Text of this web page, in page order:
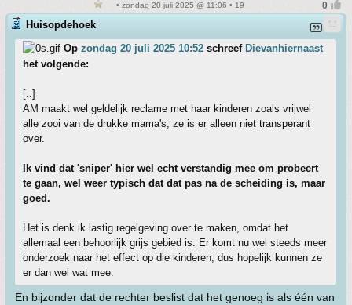
• zondag 20 juli 2025 @ 11:06 • 19
Huisopdehoek
Op zondag 20 juli 2025 10:52 schreef Dievanhiernaast
het volgende:
[..]
AM maakt wel geldelijk reclame met haar kinderen zoals vrijwel
alle zooi van de drukke mama's, ze is er alleen niet transperant
over.
Ik vind dat 'sniper' hier wel echt verstandig mee om probeert
te gaan, wel weer typisch dat dat pas na de scheiding is, maar
goed.
Het is denk ik lastig regelgeving over te maken, omdat het
allemaal een behoorlijk grijs gebied is. Er komt nu wel steeds meer
onderzoek naar het effect op die kinderen, dus hopelijk kunnen ze
er dan wel wat mee.
En bijzonder dat de rechter beslist dat het genoeg is als één van